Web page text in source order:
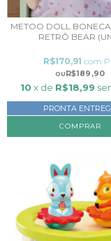
METOO DOLL
RETRÔ BEAR
R$189,90
R$170,91 com
10 x de R$18,99
PRONTA
COMPRAR